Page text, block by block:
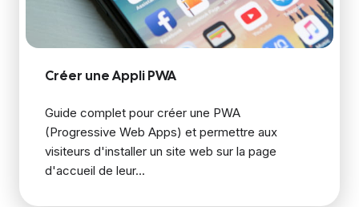
Créer une Appli PWA
Guide complet pour créer une PWA
(Progressive Web Apps) et permettre aux
visiteurs d'installer un site web sur la page
d'accueil de leur...